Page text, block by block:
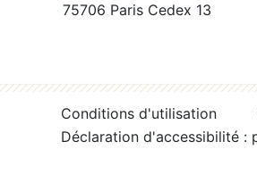
75706 Paris Cedex 13
Conditions d'utilisation
Déclaration d'accessibilité :